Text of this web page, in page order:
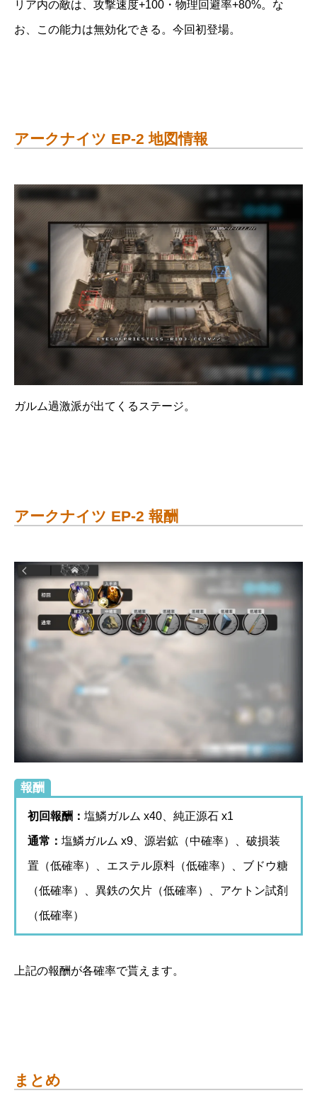
リア内の敵は、攻撃速度+100・物理回避率+80%。な
お、この能力は無効化できる。今回初登場。
アークナイツ EP-2 地図情報
ガルム過激派が出てくるステージ。
アークナイツ EP-2 報酬
報酬
初回報酬： 塩鱗ガルム x40、純正源石 x1
通常： 塩鱗ガルム x9、源岩鉱（中確率）、破損装
置（低確率）、エステル原料（低確率）、ブドウ糖
（低確率）、異鉄の欠片（低確率）、アケトン試剤
（低確率）
上記の報酬が各確率で貰えます。
まとめ